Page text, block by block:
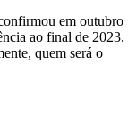
em outubro
ao final de 2023.
quem será o